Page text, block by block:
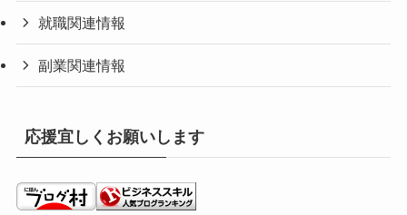
就職関連情報
副業関連情報
応援宜しくお願いします